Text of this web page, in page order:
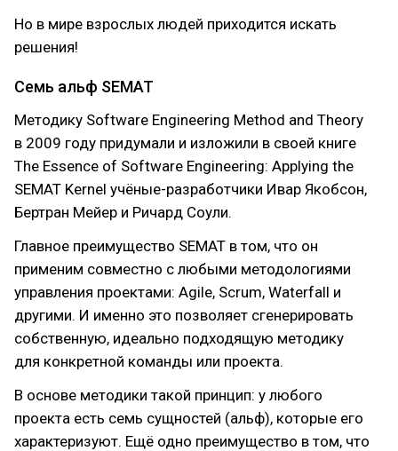
Но в мире взрослых людей приходится искать
решения!
Семь альф SEMAT
Методику Software Engineering Method and Theory
в 2009 году придумали и изложили в своей книге
The Essence of Software Engineering: Applying the
SEMAT Kernel учёные-разработчики Ивар Якобсон,
Бертран Мейер и Ричард Соули.
Главное преимущество SEMAT в том, что он
применим совместно с любыми методологиями
управления проектами: Agile, Scrum, Waterfall и
другими. И именно это позволяет сгенерировать
собственную, идеально подходящую методику
для конкретной команды или проекта.
В основе методики такой принцип: у любого
проекта есть семь сущностей (альф), которые его
характеризуют. Ещё одно преимущество в том, что